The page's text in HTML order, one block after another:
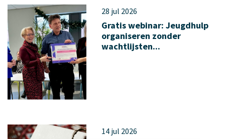
28 jul 2026
Gratis webinar: Jeugdhulp
organiseren zonder
wachtlijsten...
14 jul 2026